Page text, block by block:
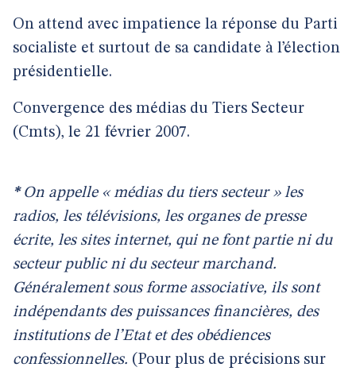
On attend avec impatience la réponse du Parti
socialiste et surtout de sa candidate à l’élection
présidentielle.
Convergence des médias du Tiers Secteur
(Cmts), le 21 février 2007.
* On appelle « médias du tiers secteur » les
radios, les télévisions, les organes de presse
écrite, les sites internet, qui ne font partie ni du
secteur public ni du secteur marchand.
Généralement sous forme associative, ils sont
indépendants des puissances financières, des
institutions de l’Etat et des obédiences
confessionnelles. (Pour plus de précisions sur